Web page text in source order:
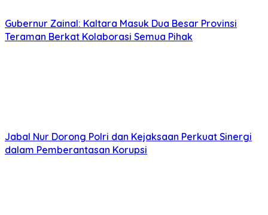
Gubernur Zainal: Kaltara Masuk Dua Besar Provinsi
Teraman Berkat Kolaborasi Semua Pihak
Jabal Nur Dorong Polri dan Kejaksaan Perkuat Sinergi
dalam Pemberantasan Korupsi